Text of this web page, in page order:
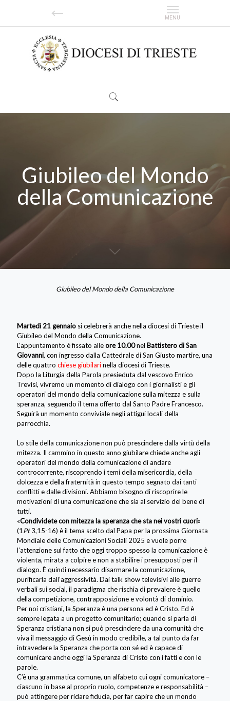
Giubileo del Mondo
della Comunicazione
Giubileo del Mondo della Comunicazione
Martedì 21 gennaio si celebrerà anche nella diocesi di Trieste il
Giubileo del Mondo della Comunicazione.
L’appuntamento è fissato alleore 10.00nel Battistero di San
Giovanni, con ingresso dalla Cattedrale di San Giusto martire, una
delle quattro chiese giubilarinella diocesi di Trieste.
Dopo la Liturgia della Parola presieduta dal vescovo Enrico
Trevisi, vivremo un momento di dialogo con i giornalisti e gli
operatori del mondo della comunicazione sulla mitezza e sulla
speranza, seguendo il tema offerto dal Santo Padre Francesco.
Seguirà un momento conviviale negli attigui locali della
parrocchia.
Lo stile della comunicazione non può prescindere dalla virtù della
mitezza. Il cammino in questo anno giubilare chiede anche agli
operatori del mondo della comunicazione di andare
controcorrente, riscoprendo i temi della misericordia, della
dolcezza e della fraternità in questo tempo segnato dai tanti
conflitti e dalle divisioni. Abbiamo bisogno di riscoprire le
motivazioni di una comunicazione che sia al servizio del bene di
tutti.
«Condividete con mitezza la speranza che sta nei vostri cuori»
(1 Pt3,15-16) è il tema scelto dal Papa per la prossima Giornata
Mondiale delle Comunicazioni Sociali 2025 e vuole porre
l’attenzione sul fatto che oggi troppo spesso la comunicazione è
violenta, mirata a colpire e non a stabilire i presupposti per il
dialogo. È quindi necessario disarmare la comunicazione,
purificarla dall’aggressività. Dai talk show televisivi alle guerre
verbali sui social, il paradigma che rischia di prevalere è quello
della competizione, contrapposizione e volontà di dominio.
Per noi cristiani, la Speranza è una persona ed è Cristo. Ed è
sempre legata a un progetto comunitario; quando si parla di
Speranza cristiana non si può prescindere da una comunità che
viva il messaggio di Gesù in modo credibile, a tal punto da far
intravedere la Speranza che porta con sé ed è capace di
comunicare anche oggi la Speranza di Cristo con i fatti e con le
parole.
C’è una grammatica comune, un alfabeto cui ogni comunicatore –
ciascuno in base al proprio ruolo, competenze e responsabilità –
può attingere per ridare fiducia, per far capire che un mondo